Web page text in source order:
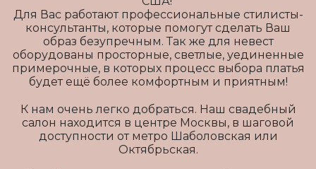
Для Вас работают профессиональные стилисты-
консультанты, которые помогут сделать Ваш
образ безупречным. Так же для невест
оборудованы просторные, светлые, уединенные
примерочные, в которых процесс выбора платья
будет ещё более комфортным и приятным!
К нам очень легко добраться. Наш свадебный
салон находится в центре Москвы, в шаговой
доступности от метро Шаболовская или
Октябрьская.